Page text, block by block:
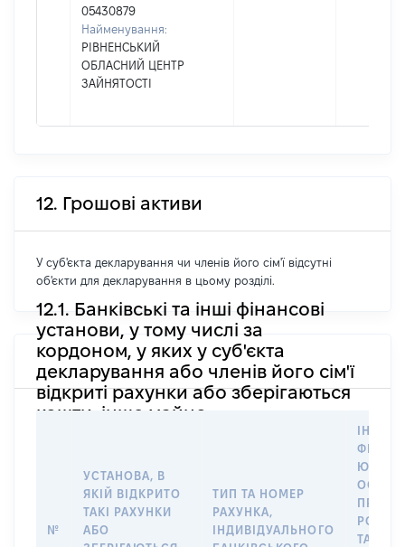
05430879
Найменування:
РІВНЕНСЬКИЙ
ОБЛАСНИЙ ЦЕНТР
ЗАЙНЯТОСТІ
12. Грошові активи
У суб'єкта декларування чи членів його сім'ї відсутні
об'єкти для декларування в цьому розділі.
12.1. Банківські та інші фінансові
установи, у тому числі за
кордоном, у яких у суб'єкта
декларування або членів його сім'ї
відкриті рахунки або зберігаються
кошти, інше майно
№
УСТАНОВА, В
ЯКІЙ ВІДКРИТО
ТАКІ РАХУНКИ
АБО
ТИП ТА НОМЕР
РАХУНКА,
ІНДИВІДУАЛЬНОГО
ПРАВО
ТАКИМ